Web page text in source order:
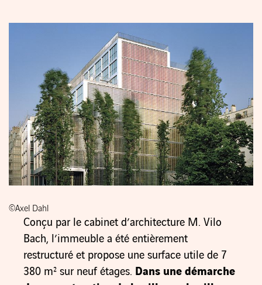
Conçu par le cabinet d’architecture M. Vilo
Bach, l’immeuble a été entièrement
restructuré et propose une surface utile de 7
380 m² sur neuf étages. Dans une démarche
©Axel Dahl